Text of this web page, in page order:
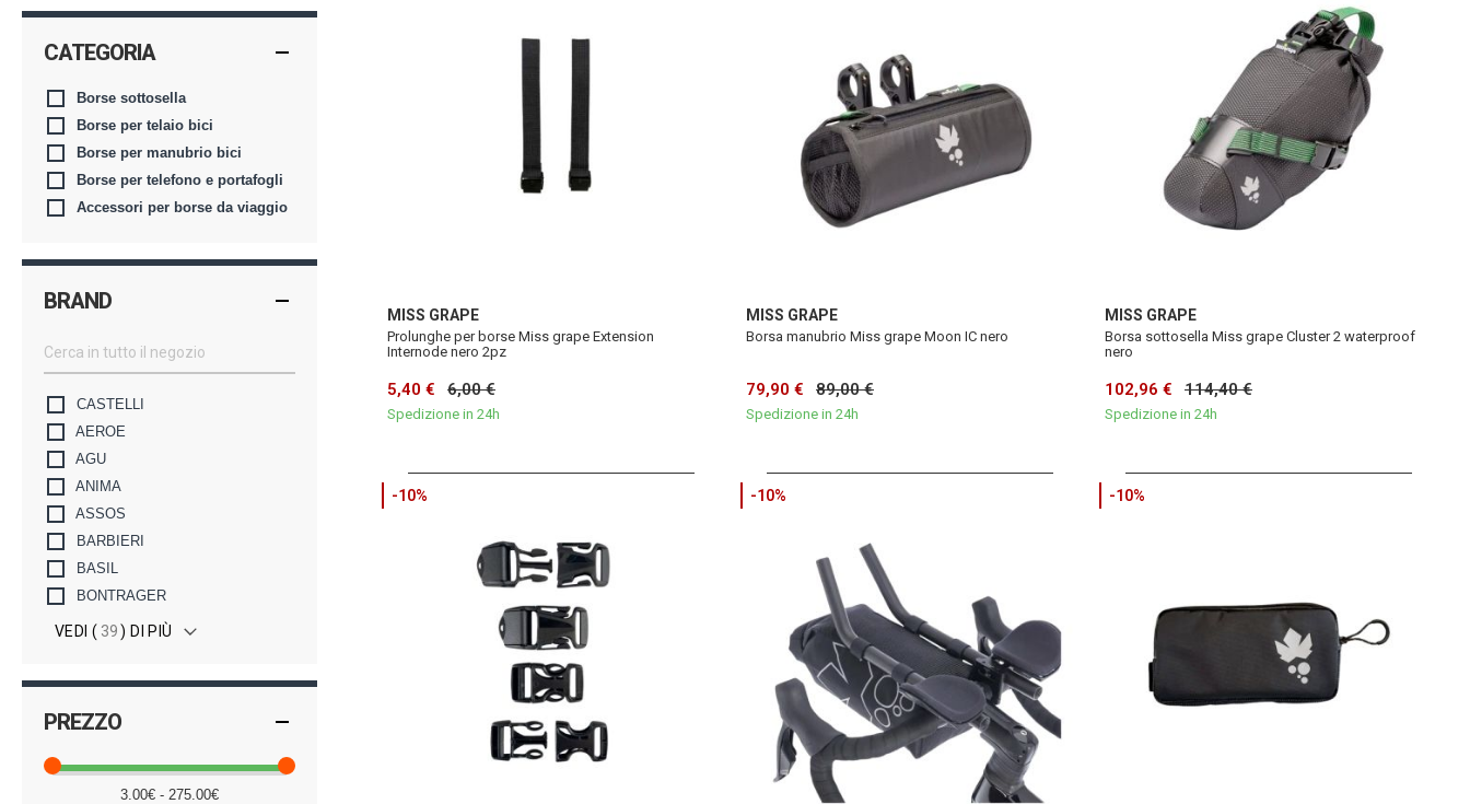
MISS GRAPE
Prolunghe per borse Miss grape Extension
Internode nero 2pz
5,40 € 6,00 €
Spedizione in 24h
MISS GRAPE
Borsa manubrio Miss grape Moon IC nero
79,90 € 89,00 €
Spedizione in 24h
MISS GRAPE
Borsa sottosella Miss grape Cluster 2 waterproof
nero
102,96 € 114,40 €
Spedizione in 24h
-10% -10% -10%
CATEGORIA
Borse sottosella
Borse per telaio bici
Borse per manubrio bici
Borse per telefono e portafogli
Accessori per borse da viaggio
BRAND
CASTELLI
AEROE
AGU
ANIMA
ASSOS
BARBIERI
BASIL
BONTRAGER
VEDI ( 39 ) DI PIÙ
PREZZO
3.00€ - 275.00€